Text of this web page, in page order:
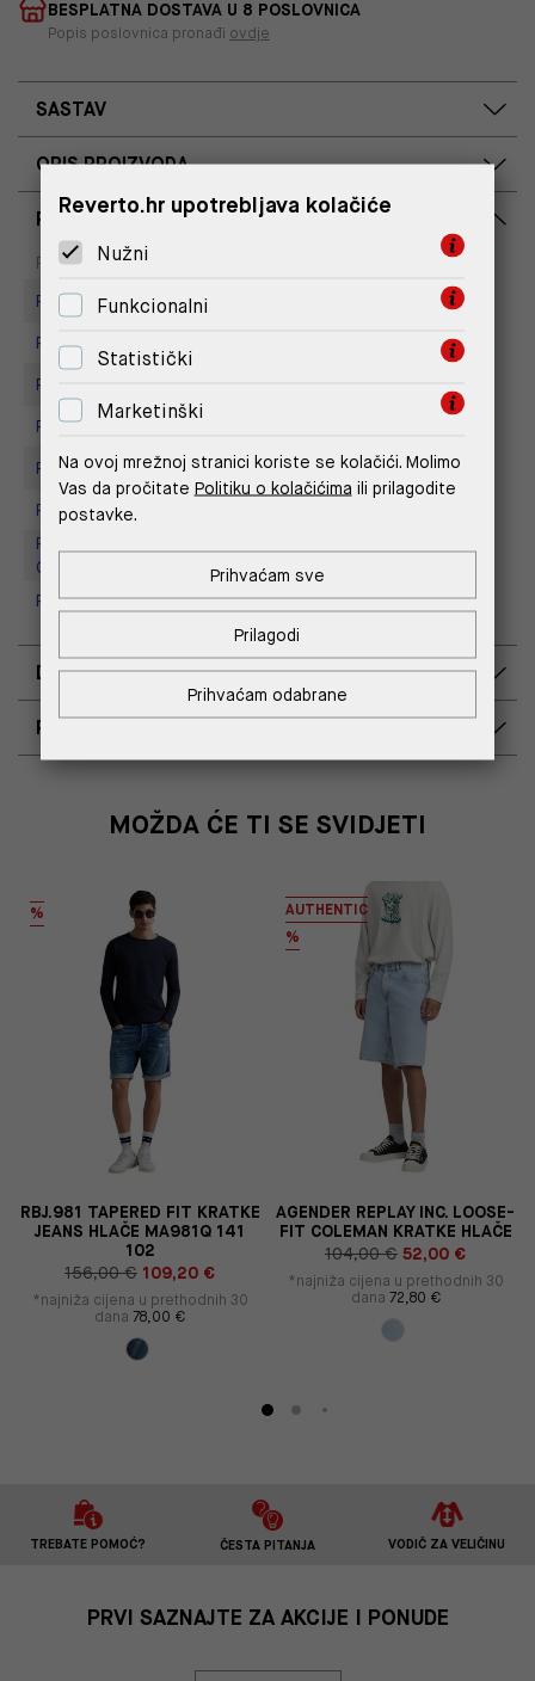
BESPLATNA DOSTAVA U 8 POSLOVNICA
Popis poslovnica pronađi ovdje
SASTAV
OPIS PROIZVODA
RASPOLOŽIVOST PO POSLOVNICAMA
Poslovnica
Na upit
Replay store, Arena centar
Replay Store, City Center One
Replay Store, Joker Centar
Replay Store, Mall of Split
Replay store, Tower Centar
Replay Store, Supernova Zadar
Replay Outlet Store, Designer
Outlet Croatia
Replay Outlet Store, Split
DOSTAVA
POVRAT I ZAMJENA
MOŽDA ĆE TI SE SVIDJETI
%
RBJ.981 TAPERED FIT KRATKE
JEANS HLAČE MA981Q 141
102
156,00 € 109,20 €
*najniža cijena u prethodnih 30
dana 78,00 €
AUTHENTIC
%
AGENDER REPLAY INC. LOOSE-
FIT COLEMAN KRATKE HLAČE
104,00 € 52,00 €
*najniža cijena u prethodnih 30
dana 72,80 €
TREBATE POMOĆ? ČESTA PITANJA VODIČ ZA VELIČINU
PRVI SAZNAJTE ZA AKCIJE I PONUDE
Reverto.hr upotrebljava kolačiće
Nužni
Funkcionalni
Statistički
Marketinški
Na ovoj mrežnoj stranici koriste se kolačići. Molimo
Vas da pročitate Politiku o kolačićima ili prilagodite
postavke.
Prihvaćam odabrane
Prilagodi
Prihvaćam sve